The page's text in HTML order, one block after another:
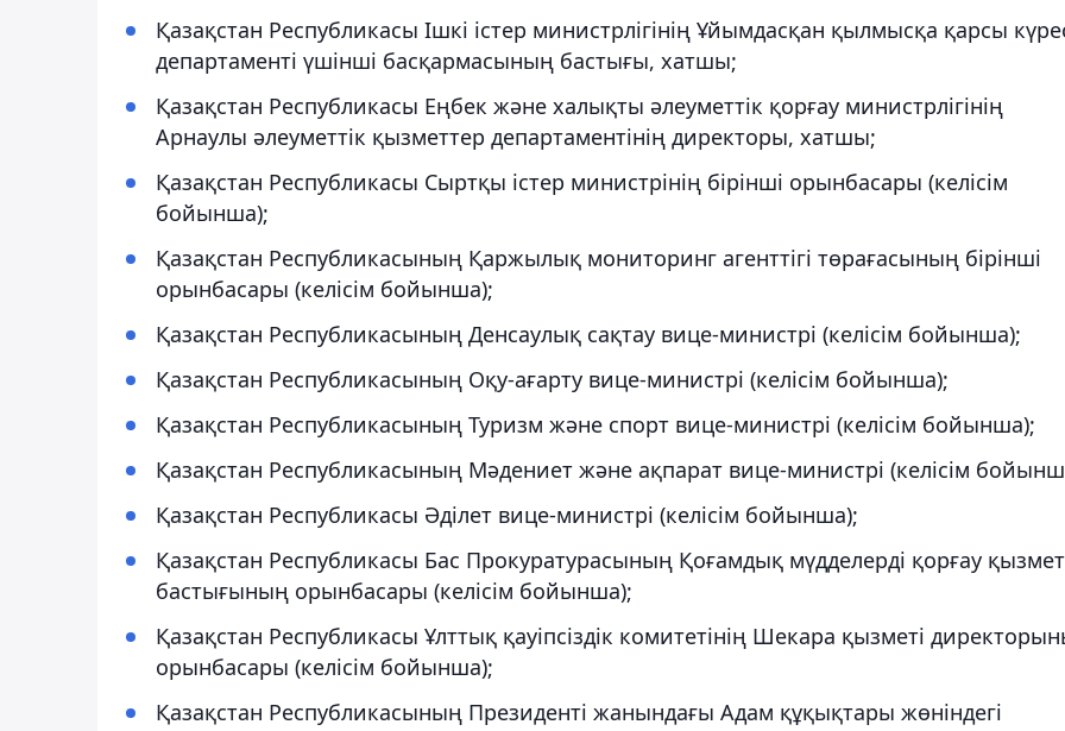
Қазақстан Республикасы Ішкі істер министрлігінің Ұйымдасқан қылмысқа қарсы
департаменті үшінші басқармасының бастығы, хатшы;
Қазақстан Республикасы Еңбек және халықты әлеуметтік қорғау министрлігінің
Арнаулы әлеуметтік қызметтер департаментінің директоры, хатшы;
Қазақстан Республикасы Сыртқы істер министрінің бірінші орынбасары (келісім
бойынша);
Қазақстан Республикасының Қаржылық мониторинг агенттігі төрағасының бірінші
орынбасары (келісім бойынша);
Қазақстан Республикасының Денсаулық сақтау вице-министрі (келісім бойынша);
Қазақстан Республикасының Оқу-ағарту вице-министрі (келісім бойынша);
Қазақстан Республикасының Туризм және спорт вице-министрі (келісім бойынша);
Қазақстан Республикасының Мәдениет және ақпарат вице-министрі (келісім
Қазақстан Республикасы Әділет вице-министрі (келісім бойынша);
Қазақстан Республикасы Бас Прокуратурасының Қоғамдық мүдделерді қорғау
бастығының орынбасары (келісім бойынша);
Қазақстан Республикасы Ұлттық қауіпсіздік комитетінің Шекара қызметі
орынбасары (келісім бойынша);
Қазақстан Республикасының Президенті жанындағы Адам құқықтары жөніндегі